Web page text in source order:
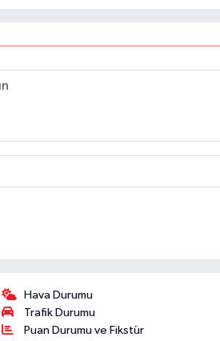
Hava Durumu
Trafik Durumu
Puan Durumu ve Fikstür